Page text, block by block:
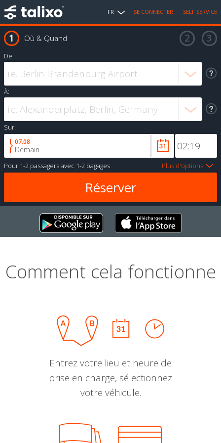
FR SE CONNECTER SELF SERVICE
Où & Quand
De:
À:
Sur:
07.08
Demain
Pour 1-2 passagersavec 1-2 bagages Plus d'options
Comment cela fonctionne
Entrez votre lieu et heure de
prise en charge, sélectionnez
votre véhicule.